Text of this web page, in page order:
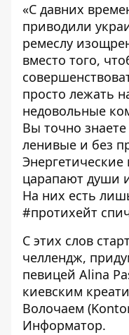
«С давних
приводили
ремеслу
вместо того,
просто лежать
недовольные
Вы точно
ленивые и без
царапают души
На них есть
#протихейт
С этих слов
челлендж,
певицей Alina
киевским
Волочаем
Информатор.